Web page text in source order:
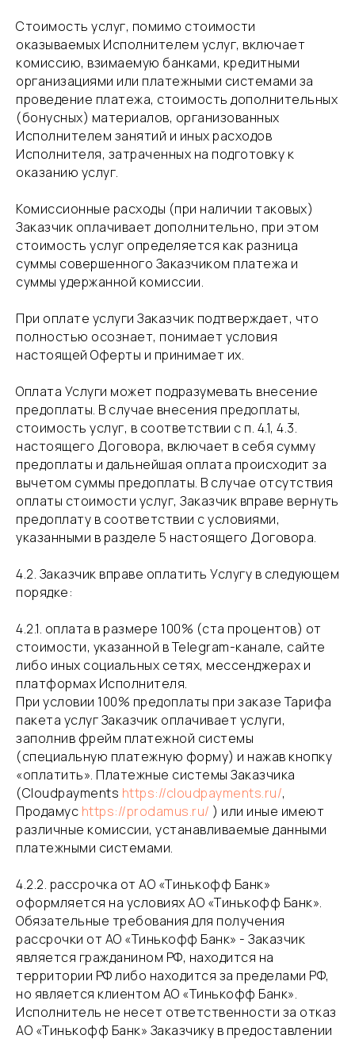
​Стоимость услуг, помимо стоимости
оказываемых Исполнителем услуг, включает
комиссию, взимаемую банками, кредитными
организациями или платежными системами за
проведение платежа, стоимость дополнительных
(бонусных) материалов, организованных
Исполнителем занятий и иных расходов
Исполнителя, затраченных на подготовку к
оказанию услуг.
​Комиссионные расходы (при наличии таковых)
Заказчик оплачивает дополнительно, при этом
стоимость услуг определяется как разница
суммы совершенного Заказчиком платежа и
суммы удержанной комиссии.
​При оплате услуги Заказчик подтверждает, что
полностью осознает, понимает условия
настоящей Оферты и принимает их.
​Оплата Услуги может подразумевать внесение
предоплаты. В случае внесения предоплаты,
стоимость услуг, в соответствии с п. 4.1, 4.3.
настоящего Договора, включает в себя сумму
предоплаты и дальнейшая оплата происходит за
вычетом суммы предоплаты. В случае отсутствия
оплаты стоимости услуг, Заказчик вправе вернуть
предоплату в соответствии с условиями,
указанными в разделе 5 настоящего Договора.
​4.2. Заказчик вправе оплатить Услугу в следующем
порядке:
​4.2.1. оплата в размере 100% (ста процентов) от
стоимости, указанной в Telegram-канале, сайте
либо иных социальных сетях, мессенджерах и
платформах Исполнителя.
При условии 100% предоплаты при заказе Тарифа
пакета услуг Заказчик оплачивает услуги,
заполнив фрейм платежной системы
(специальную платежную форму) и нажав кнопку
«оплатить». Платежные системы Заказчика
(Cloudpayments https://cloudpayments.ru/,
Продамус https://prodamus.ru/ ) или иные имеют
различные комиссии, устанавливаемые данными
платежными системами.
​4.2.2. рассрочка от АО «Тинькофф Банк»
оформляется на условиях АО «Тинькофф Банк».
Обязательные требования для получения
рассрочки от АО «Тинькофф Банк» - Заказчик
является гражданином РФ, находится на
территории РФ либо находится за пределами РФ,
но является клиентом АО «Тинькофф Банк».
​Исполнитель не несет ответственности за отказ
АО «Тинькофф Банк» Заказчику в предоставлении